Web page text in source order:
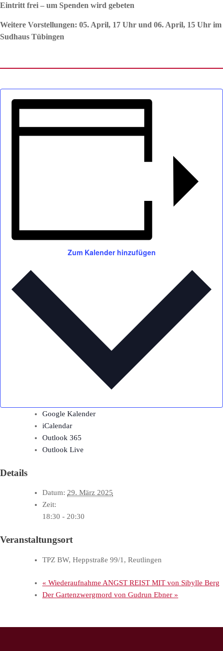
Eintritt frei – um Spenden wird gebeten
Weitere Vorstellungen: 05. April, 17 Uhr und 06. April, 15 Uhr im
Sudhaus Tübingen
Zum Kalender hinzufügen
Google Kalender
iCalendar
Outlook 365
Outlook Live
Details
Datum: 29. März 2025
Zeit:
18:30 - 20:30
Veranstaltungsort
TPZ BW, Heppstraße 99/1, Reutlingen
« Wiederaufnahme ANGST REIST MIT von Sibylle Berg
Der Gartenzwergmord von Gudrun Ebner »